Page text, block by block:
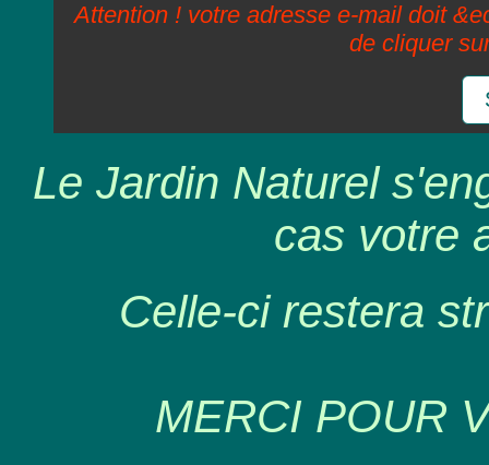
Attention ! votre adresse e-mail doit
de cliquer
Le Jardin Naturel
cas votre
Celle-ci restera
MERCI POUR